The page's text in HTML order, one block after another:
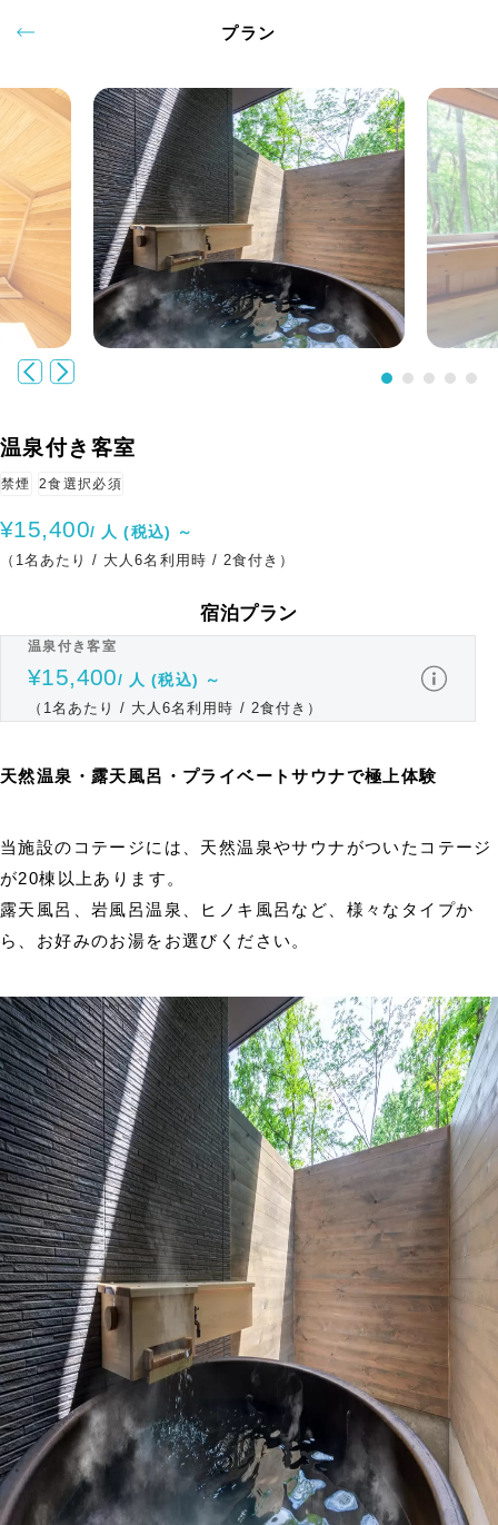
プラン
温泉付き客室
禁煙 2食選択必須
¥15,400/ 人 (税込) ～
（1名あたり / 大人6名利用時 / 2食付き）
宿泊プラン
温泉付き客室
¥15,400/ 人 (税込) ～
（1名あたり / 大人6名利用時 / 2食付き）
天然温泉・露天風呂・プライベートサウナで極上体験
当施設のコテージには、天然温泉やサウナがついたコテージ
が20棟以上あります。
露天風呂、岩風呂温泉、ヒノキ風呂など、様々なタイプか
ら、お好みのお湯をお選びください。